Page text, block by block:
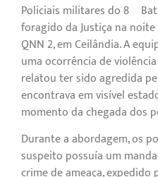
Policiais militares do 8º
foragido da Justiça na
QNN 2, em Ceilândia. A
uma ocorrência de
relatou ter sido agredida
encontrava em visível
momento da chegada dos
Durante a abordagem, os
suspeito possuía um